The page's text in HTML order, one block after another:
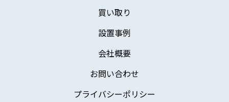
買い取り
設置事例
会社概要
お問い合わせ
プライバシーポリシー